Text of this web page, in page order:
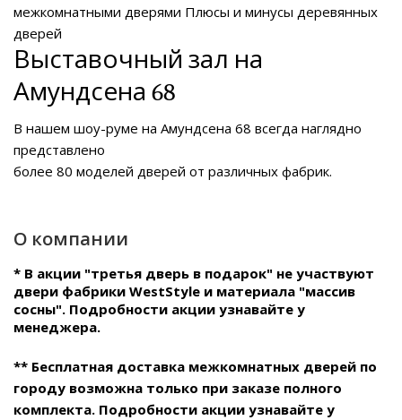
межкомнатными дверями Плюсы и минусы деревянных
дверей
Выставочный зал на
Амундсена 68
В нашем шоу-руме на Амундсена 68 всегда наглядно
представлено
более 80 моделей дверей от различных фабрик.
О компании
* В акции "третья дверь в подарок" не участвуют
двери фабрики WestStyle и материала "массив
сосны". Подробности акции узнавайте у
менеджера.
** Бесплатная доставка межкомнатных дверей по
городу возможна только при заказе полного
комплекта. Подробности акции узнавайте у